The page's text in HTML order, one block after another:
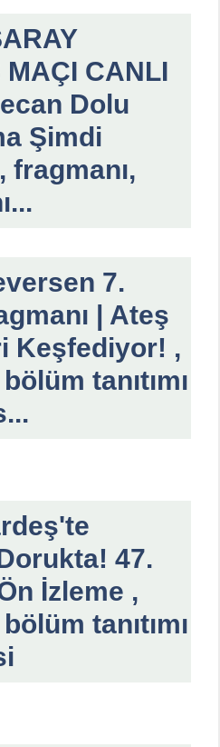
MAÇI CANLI
Dolu
Şimdi
fragmanı,
7.
| Ateş
Keşfediyor! ,
tanıtımı
47.
İzleme ,
tanıtımı